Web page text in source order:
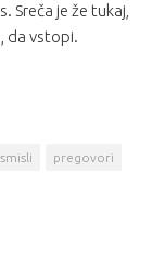
Sreča je že tukaj,
da vstopi.
pregovori